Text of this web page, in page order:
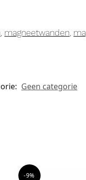
magneetwanden
Geen categorie
-9%